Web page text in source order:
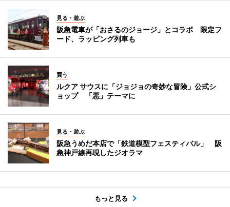
見る・遊ぶ
阪急電車が「おさるのジョージ」とコラボ 限定フ
ード、ラッピング列車も
買う
ルクア サウスに「ジョジョの奇妙な冒険」公式シ
ョップ 「悪」テーマに
見る・遊ぶ
阪急うめだ本店で「鉄道模型フェスティバル」 阪
急神戸線再現したジオラマ
もっと見る